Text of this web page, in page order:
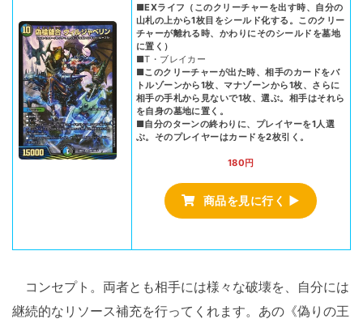
■EXライフ（このクリーチャーを出す時、自分の
山札の上から1枚目をシールド化する。このクリー
チャーが離れる時、かわりにそのシールドを墓地
に置く）
■T・ブレイカー
■このクリーチャーが出た時、相手のカードをバ
トルゾーンから1枚、マナゾーンから1枚、さらに
相手の手札から見ないで1枚、選ぶ。相手はそれら
を自身の墓地に置く。
■自分のターンの終わりに、プレイヤーを1人選
ぶ。そのプレイヤーはカードを2枚引く。
180円
商品を見に行く ▶
コンセプト。両者とも相手には様々な破壊を、自分には
継続的なリソース補充を行ってくれます。あの《偽りの王